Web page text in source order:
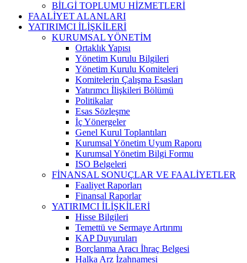
BİLGİ TOPLUMU HİZMETLERİ
FAALİYET ALANLARI
YATIRIMCI İLİŞKİLERİ
KURUMSAL YÖNETİM
Ortaklık Yapısı
Yönetim Kurulu Bilgileri
Yönetim Kurulu Komiteleri
Komitelerin Çalışma Esasları
Yatırımcı İlişkileri Bölümü
Politikalar
Esas Sözleşme
İç Yönergeler
Genel Kurul Toplantıları
Kurumsal Yönetim Uyum Raporu
Kurumsal Yönetim Bilgi Formu
ISO Belgeleri
FİNANSAL SONUÇLAR VE FAALİYETLER
Faaliyet Raporları
Finansal Raporlar
YATIRIMCI İLİŞKİLERİ
Hisse Bilgileri
Temettü ve Sermaye Artırımı
KAP Duyuruları
Borçlanma Aracı İhraç Belgesi
Halka Arz İzahnamesi